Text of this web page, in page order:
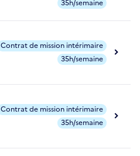
35h/semaine
Contrat de mission intérimaire
35h/semaine
Contrat de mission intérimaire
35h/semaine